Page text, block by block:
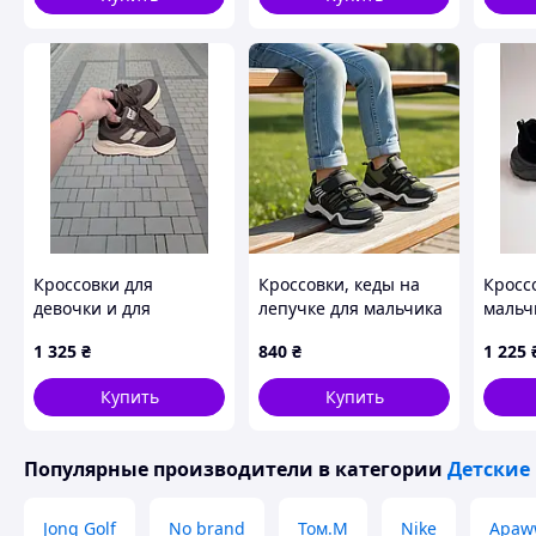
Кроссовки для
девочки и для
1 325 ₴
Купить
Кроссовки, кеды на
лепучке для мальчика
удобные. Размер 26-31
840 ₴
Купить
1 225
Популярные производители в категории
Jong Golf No brand Том.М Nike